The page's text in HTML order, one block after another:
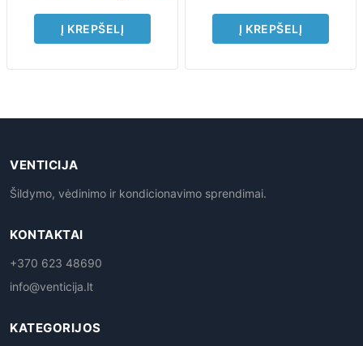
Į KREPŠELĮ Į KREPŠELĮ
VENTICIJA
Šildymo, vėdinimo ir kondicionavimo sprendimai.
KONTAKTAI
+370 623 48690
info@venticija.lt
KATEGORIJOS